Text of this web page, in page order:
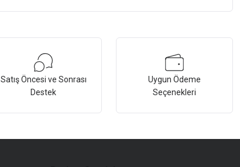
Satış Öncesi ve Sonrası
Destek
Uygun Ödeme
Seçenekleri